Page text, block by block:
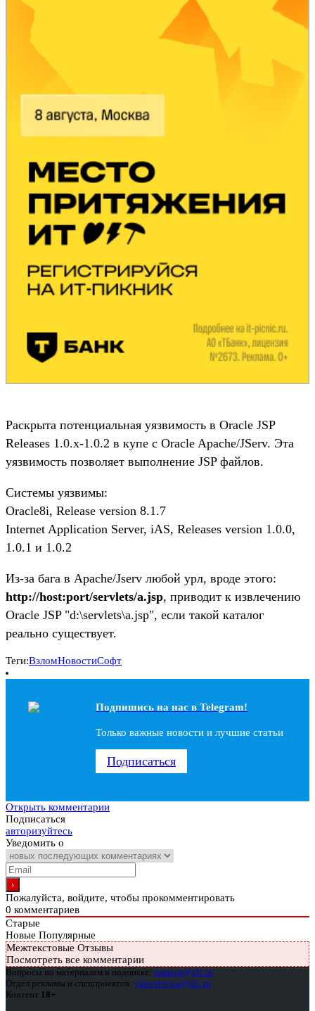
Раскрыта потенциальная уязвимость в Oracle JSP
Releases 1.0.x-1.0.2 в купе с Oracle Apache/JServ. Эта
уязвимость позволяет выполнение JSP файлов.
Системы уязвимы:
Oracle8i, Release version 8.1.7
Internet Application Server, iAS, Releases version 1.0.0,
1.0.1 и 1.0.2
Из-за бага в Apache/Jserv любой урл, вроде этого:
http://host:port/servlets/a.jsp, приводит к извлечению
Oracle JSP "d:\servlets\a.jsp", если такой каталог
реально существует.
Теги:ВзломНовостиСофт
Подпишись на наc в Telegram!
Только важные новости и лучшие статьи
Подписаться
Открыть комментарии
Подписаться
авторизуйтесь
Уведомить о
Пожалуйста, войдите, чтобы прокомментировать
0 комментариев
Старые
Новые Популярные
Межтекстовые Отзывы
Посмотреть все комментарии
Вопросы по материалам и подписке: support@glc.ru
Отдел рекламы и спецпроектов: yakovleva.a@glc.ru
Контент 18+